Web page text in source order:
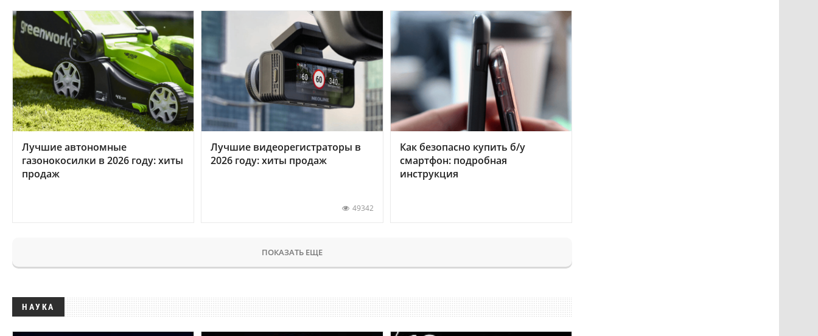
Лучшие автономные
газонокосилки в 2026 году: хиты
продаж
Лучшие видеорегистраторы в
2026 году: хиты продаж
49342
Как безопасно купить б/у
смартфон: подробная
инструкция
ПОКАЗАТЬ ЕЩЕ
НАУКА